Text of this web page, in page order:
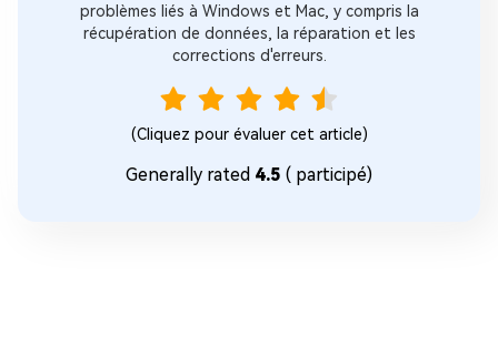
problèmes liés à Windows et Mac, y compris la
récupération de données, la réparation et les
corrections d'erreurs.
(Cliquez pour évaluer cet article)
Generally rated 4.5 ( participé)